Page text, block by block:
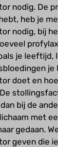
nodig. De
heb je
nodig, bij
je leeftijd,
je
doet en
bij de
met
gedaan.
geven die